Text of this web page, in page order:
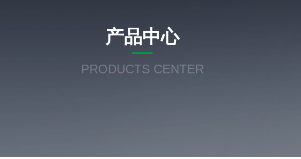
产品中心
PRODUCTS CENTER